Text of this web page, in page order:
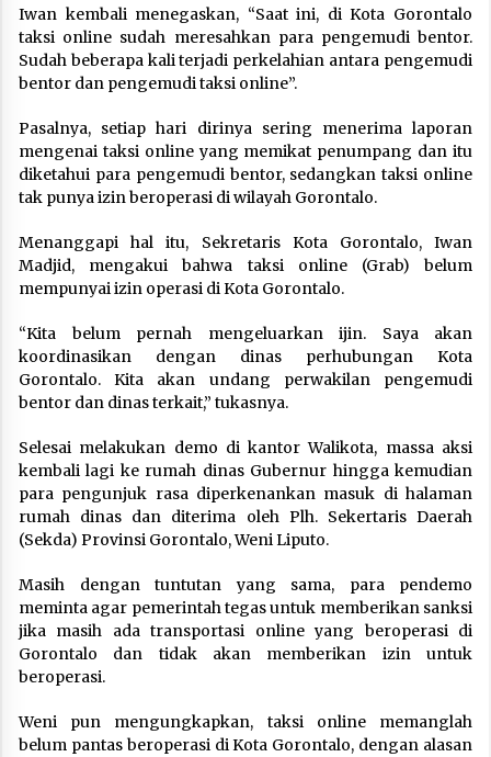
Iwan kembali menegaskan, “Saat ini, di Kota Gorontalo
taksi online sudah meresahkan para pengemudi bentor.
Sudah beberapa kali terjadi perkelahian antara pengemudi
bentor dan pengemudi taksi online”.
Pasalnya, setiap hari dirinya sering menerima laporan
mengenai taksi online yang memikat penumpang dan itu
diketahui para pengemudi bentor, sedangkan taksi online
tak punya izin beroperasi di wilayah Gorontalo.
Menanggapi hal itu, Sekretaris Kota Gorontalo, Iwan
Madjid, mengakui bahwa taksi online (Grab) belum
mempunyai izin operasi di Kota Gorontalo.
“Kita belum pernah mengeluarkan ijin. Saya akan
koordinasikan dengan dinas perhubungan Kota
Gorontalo. Kita akan undang perwakilan pengemudi
bentor dan dinas terkait,” tukasnya.
Selesai melakukan demo di kantor Walikota, massa aksi
kembali lagi ke rumah dinas Gubernur hingga kemudian
para pengunjuk rasa diperkenankan masuk di halaman
rumah dinas dan diterima oleh Plh. Sekertaris Daerah
(Sekda) Provinsi Gorontalo, Weni Liputo.
Masih dengan tuntutan yang sama, para pendemo
meminta agar pemerintah tegas untuk memberikan sanksi
jika masih ada transportasi online yang beroperasi di
Gorontalo dan tidak akan memberikan izin untuk
beroperasi.
Weni pun mengungkapkan, taksi online memanglah
belum pantas beroperasi di Kota Gorontalo, dengan alasan